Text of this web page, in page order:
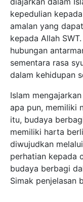
kepedulian
amalan yang
kepada Allah
hubungan
sementara rasa
dalam kehidupan
Islam
apa pun, memiliki
itu, budaya
memiliki harta
diwujudkan
perhatian kepada
budaya berbagi
Simak penjelasan